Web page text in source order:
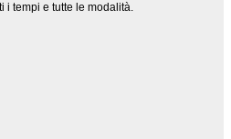
i tempi e tutte le modalità.